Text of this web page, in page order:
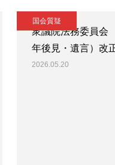
国会質疑
衆議院法務委員
年後見・遺言）改
2026.05.20